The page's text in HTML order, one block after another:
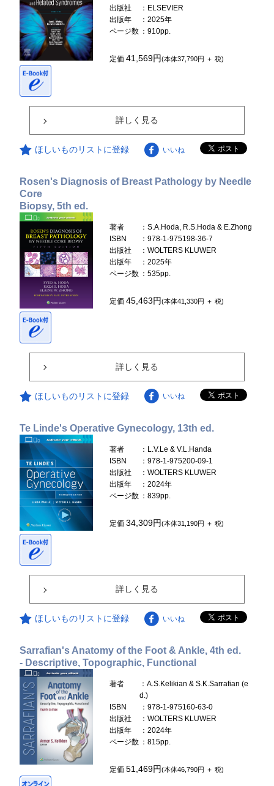
出版社
：ELSEVIER
出版年
：2025年
ページ数 ：910pp.
定価41,569円(本体37,790円 ＋ 税)
詳しく見る
ほしいものリストに登録 いいね
Rosen's Diagnosis of Breast Pathology by Needle
Core
Biopsy, 5th ed.
著者
：S.A.Hoda, R.S.Hoda & E.Zhong
ISBN
：978-1-975198-36-7
出版社
：WOLTERS KLUWER
出版年
：2025年
ページ数 ：535pp.
定価45,463円(本体41,330円 ＋ 税)
詳しく見る
ほしいものリストに登録 いいね
Te Linde's Operative Gynecology, 13th ed.
著者
：L.V.Le & V.L.Handa
ISBN
：978-1-975200-09-1
出版社
：WOLTERS KLUWER
出版年
：2024年
ページ数 ：839pp.
定価34,309円(本体31,190円 ＋ 税)
詳しく見る
ほしいものリストに登録 いいね
Sarrafian's Anatomy of the Foot & Ankle, 4th ed.
- Descriptive, Topographic, Functional
著者
：A.S.Kelikian & S.K.Sarrafian (e
d.)
ISBN
：978-1-975160-63-0
出版社
：WOLTERS KLUWER
出版年
：2024年
ページ数 ：815pp.
定価51,469円(本体46,790円 ＋ 税)